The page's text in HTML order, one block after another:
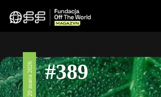
20 marca 2026 #389